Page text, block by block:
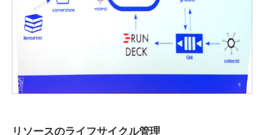
リソースのライフサイクル管理